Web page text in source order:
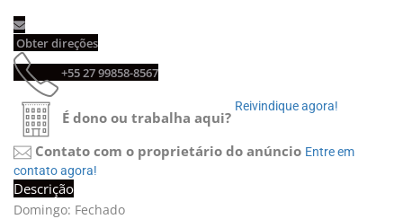
Obter direções
+55 27 99858-8567
É dono ou trabalha aqui?
Reivindique agora!
Contato com o proprietário do anúncio Entre em
contato agora!
Descrição
Domingo: Fechado